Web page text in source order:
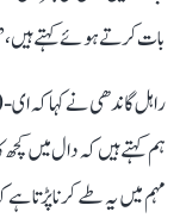
بات کرتے ہوئے کہتے ہیں،
ہم کہتے ہیں کہ دال میں
مہم میں یہ طے کرنا پڑتا